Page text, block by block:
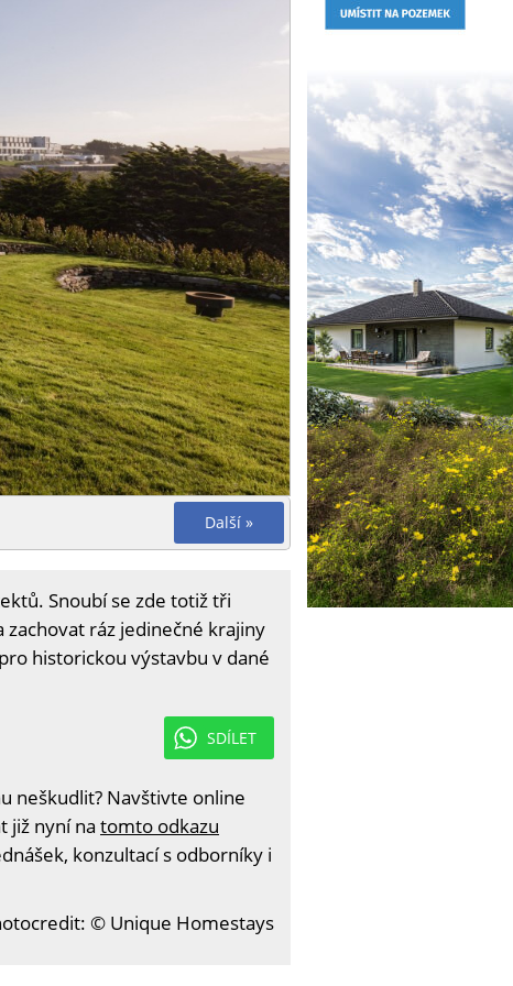
Další »
Snoubí se zde totiž tři
ráz jedinečné krajiny
historickou výstavbu v dané
SDÍLET
neškudlit? Navštivte online
již nyní na tomto odkazu
konzultací s odborníky i
© Unique Homestays